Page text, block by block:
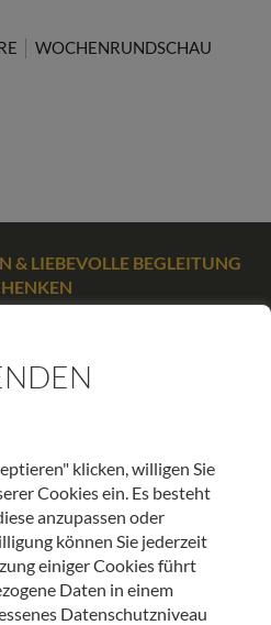
WOCHENRUNDSCHAU
& LIEBEVOLLE BEGLEITUNG
Suizid: Die
ÖSTERREICH und der
(OPG)
klicken, willigen Sie
Cookies ein. Es besteht
anzupassen oder
können Sie jederzeit
einiger Cookies führt
Daten in einem
Datenschutzniveau